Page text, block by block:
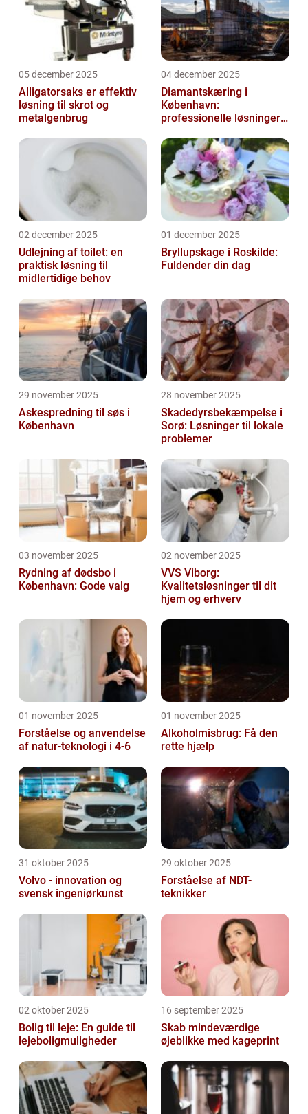
05 december 2025
Alligatorsaks er effektiv
løsning til skrot og
metalgenbrug
04 december 2025
Diamantskæring i
København:
professionelle løsninger
02 december 2025
Udlejning af toilet: en
praktisk løsning til
midlertidige behov
01 december 2025
Bryllupskage i Roskilde:
Fuldender din dag
29 november 2025
Askespredning til søs i
København
28 november 2025
Skadedyrsbekæmpelse i
Sorø: Løsninger til lokale
problemer
03 november 2025
Rydning af dødsbo i
København: Gode valg
02 november 2025
VVS Viborg:
Kvalitetsløsninger til dit
hjem og erhverv
01 november 2025
Forståelse og anvendelse
af natur-teknologi i 4-6
01 november 2025
Alkoholmisbrug: Få den
rette hjælp
31 oktober 2025
Volvo - innovation og
svensk ingeniørkunst
29 oktober 2025
Forståelse af NDT-
teknikker
02 oktober 2025
Bolig til leje: En guide til
lejeboligmuligheder
16 september 2025
Skab mindeværdige
øjeblikke med kageprint